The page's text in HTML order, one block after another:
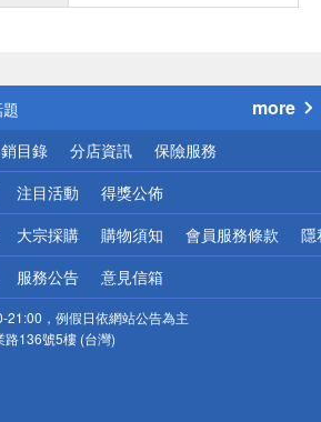
配送
！請小心！
more
目錄 分店資訊 保險服務
注目活動 得獎公佈
大宗採購 購物須知 會員服務條款 隱
服務公告 意見信箱
21:00，例假日依網站公告為主
路136號5樓 (台灣)